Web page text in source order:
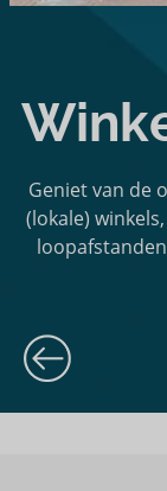
Geniet van de
(lokale)